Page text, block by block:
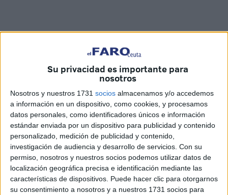
Su privacidad es importante para
nosotros
Nosotros y nuestros 1731 socios almacenamos y/o accedemos
a información en un dispositivo, como cookies, y procesamos
datos personales, como identificadores únicos e información
estándar enviada por un dispositivo para publicidad y contenido
personalizado, medición de publicidad y contenido,
investigación de audiencia y desarrollo de servicios. Con su
permiso, nosotros y nuestros socios podemos utilizar datos de
localización geográfica precisa e identificación mediante las
características de dispositivos. Puede hacer clic para otorgarnos
su consentimiento a nosotros y a nuestros 1731 socios para
Fotos: María García / Vídeo: Imad Lagmich
El torneo de laUnión África Ceutí Base'Memorial Pedro
Bermúdez'ponía su broche de oro este sábado con la
disputa de las finales de las diferentes categorías y la
entrega de los trofeosa los campeones de esta nueva
edición.